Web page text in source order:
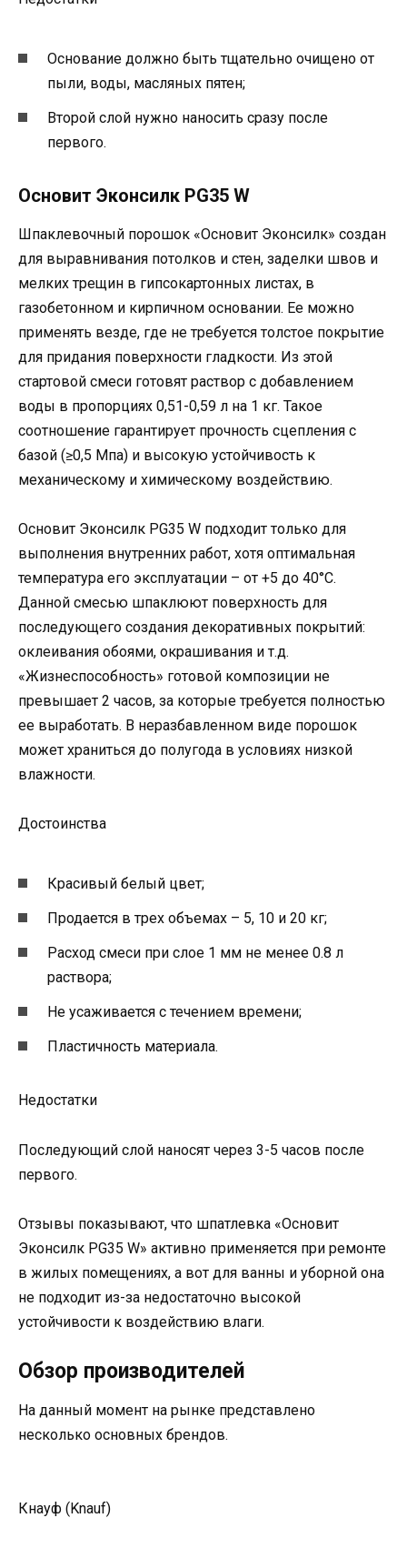
Основание должно быть тщательно очищено от
пыли, воды, масляных пятен;
Второй слой нужно наносить сразу после
первого.
Основит Эконсилк PG35 W
Шпаклевочный порошок «Основит Эконсилк» создан
для выравнивания потолков и стен, заделки швов и
мелких трещин в гипсокартонных листах, в
газобетонном и кирпичном основании. Ее можно
применять везде, где не требуется толстое покрытие
для придания поверхности гладкости. Из этой
стартовой смеси готовят раствор с добавлением
воды в пропорциях 0,51-0,59 л на 1 кг. Такое
соотношение гарантирует прочность сцепления с
базой (≥0,5 Мпа) и высокую устойчивость к
механическому и химическому воздействию.
Основит Эконсилк PG35 W подходит только для
выполнения внутренних работ, хотя оптимальная
температура его эксплуатации – от +5 до 40°С.
Данной смесью шпаклюют поверхность для
последующего создания декоративных покрытий:
оклеивания обоями, окрашивания и т.д.
«Жизнеспособность» готовой композиции не
превышает 2 часов, за которые требуется полностью
ее выработать. В неразбавленном виде порошок
может храниться до полугода в условиях низкой
влажности.
Достоинства
Красивый белый цвет;
Продается в трех объемах – 5, 10 и 20 кг;
Расход смеси при слое 1 мм не менее 0.8 л
раствора;
Не усаживается с течением времени;
Пластичность материала.
Недостатки
Последующий слой наносят через 3-5 часов после
первого.
Отзывы показывают, что шпатлевка «Основит
Эконсилк PG35 W» активно применяется при ремонте
в жилых помещениях, а вот для ванны и уборной она
не подходит из-за недостаточно высокой
устойчивости к воздействию влаги.
Обзор производителей
На данный момент на рынке представлено
несколько основных брендов.
Кнауф (Knauf)